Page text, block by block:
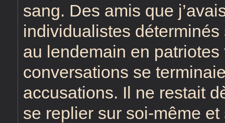
sang. Des amis que
individualistes déterminés
au lendemain en
conversations se
accusations. Il ne restait
se replier sur soi-même